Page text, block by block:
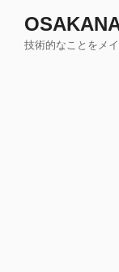
技術的なことをメ